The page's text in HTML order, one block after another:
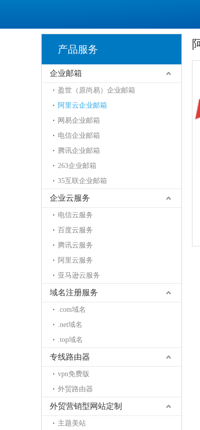
产品服务
企业邮箱
盈世（原尚易）企业邮箱
阿里云企业邮箱
网易企业邮箱
电信企业邮箱
腾讯企业邮箱
263企业邮箱
35互联企业邮箱
企业云服务
电信云服务
百度云服务
腾讯云服务
阿里云服务
亚马逊云服务
域名注册服务
.com域名
.net域名
.top域名
专线路由器
vpn免费版
外贸路由器
外贸营销型网站定制
主题美站